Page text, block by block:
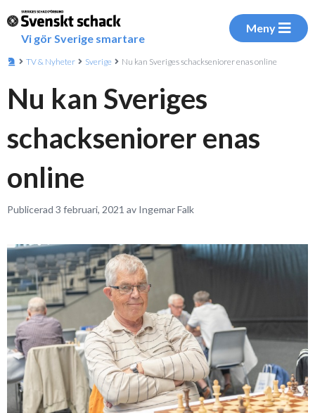
Vi gör Sverige smartare
Meny
TV & Nyheter Sverige Nu kan Sveriges schackseniorer enas online
Nu kan Sveriges
schackseniorer enas
online
Publicerad 3 februari, 2021 av Ingemar Falk